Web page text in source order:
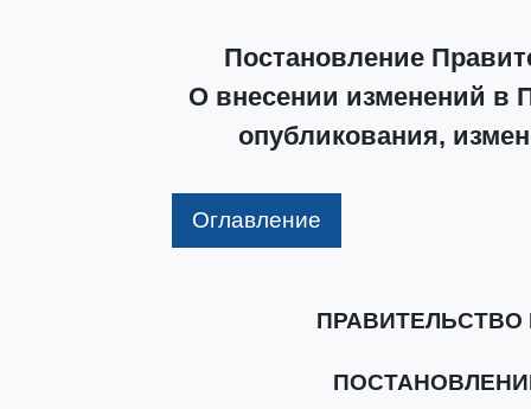
Постановление
О внесении изменений в
опубликования,
Оглавление
ПОСТАНОВЛЕНИЕ